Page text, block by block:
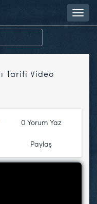
Tarifi Video
0 Yorum Yaz
Paylaş